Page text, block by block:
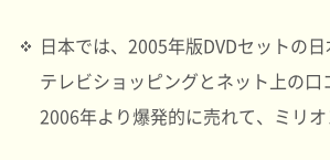
日本では、2005年版DVDセットの日
テレビショッピングとネット上の口
2006年より爆発的に売れて、ミリオ